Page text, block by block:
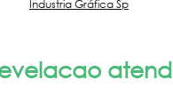
Industria Gráfica Sp